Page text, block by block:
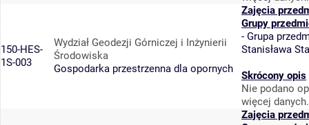
150-HES-
1S-003
Wydział Geodezji Górniczej i Inżynierii
Środowiska
Gospodarka przestrzenna dla opornych
Zajęcia
Grupy
- Grupa
Stanisława
Skrócony opis
Nie podano
więcej danych.
Zajęcia